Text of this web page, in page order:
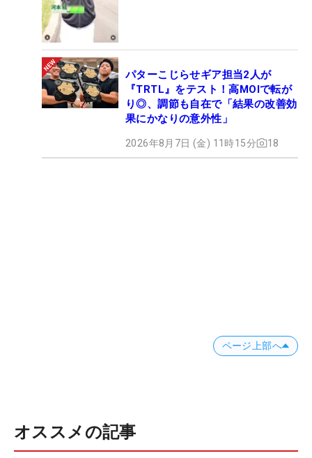
パターこじらせギア担当2人が
『TRTL』をテスト！高MOIで転が
り◎、調節も自在で「結果の改善効
果にかなりの意外性」
2026年8月7日 (金) 11時15分 18
ページ上部へ
オススメの記事